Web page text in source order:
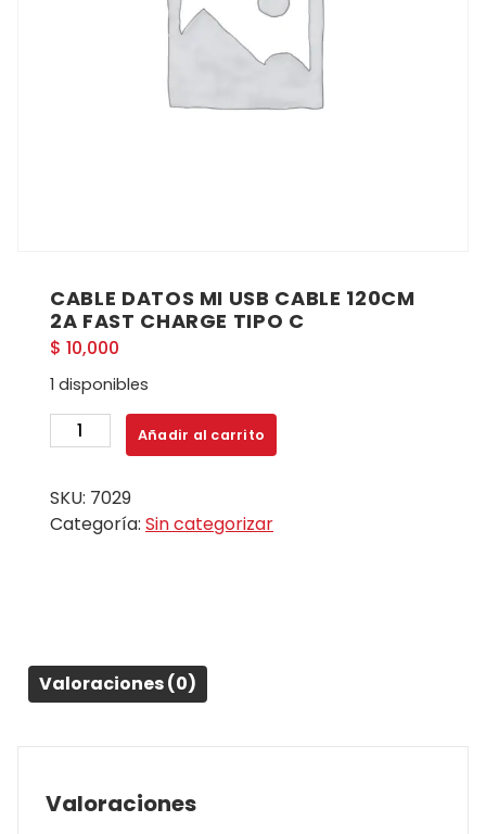
CABLE DATOS MI USB CABLE 120CM
2A FAST CHARGE TIPO C
$ 10,000
1 disponibles
CABLE
DATOS
USB
CABLE
TIPO
C
Añadir al carrito
SKU: 7029
Categoría: Sin categorizar
Valoraciones (0)
Valoraciones